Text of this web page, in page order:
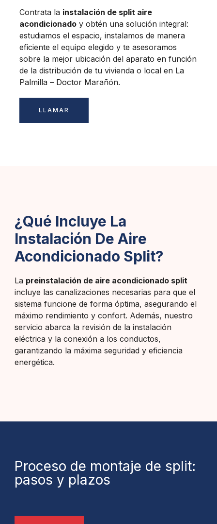
Contrata la instalación de split aire
acondicionado y obtén una solución integral:
estudiamos el espacio, instalamos de manera
eficiente el equipo elegido y te asesoramos
sobre la mejor ubicación del aparato en función
de la distribución de tu vivienda o local en La
Palmilla – Doctor Marañón.
LLAMAR
¿Qué Incluye La
Instalación De Aire
Acondicionado Split?
La preinstalación de aire acondicionado split
incluye las canalizaciones necesarias para que el
sistema funcione de forma óptima, asegurando el
máximo rendimiento y confort. Además, nuestro
servicio abarca la revisión de la instalación
eléctrica y la conexión a los conductos,
garantizando la máxima seguridad y eficiencia
energética.
Proceso de montaje de split:
pasos y plazos